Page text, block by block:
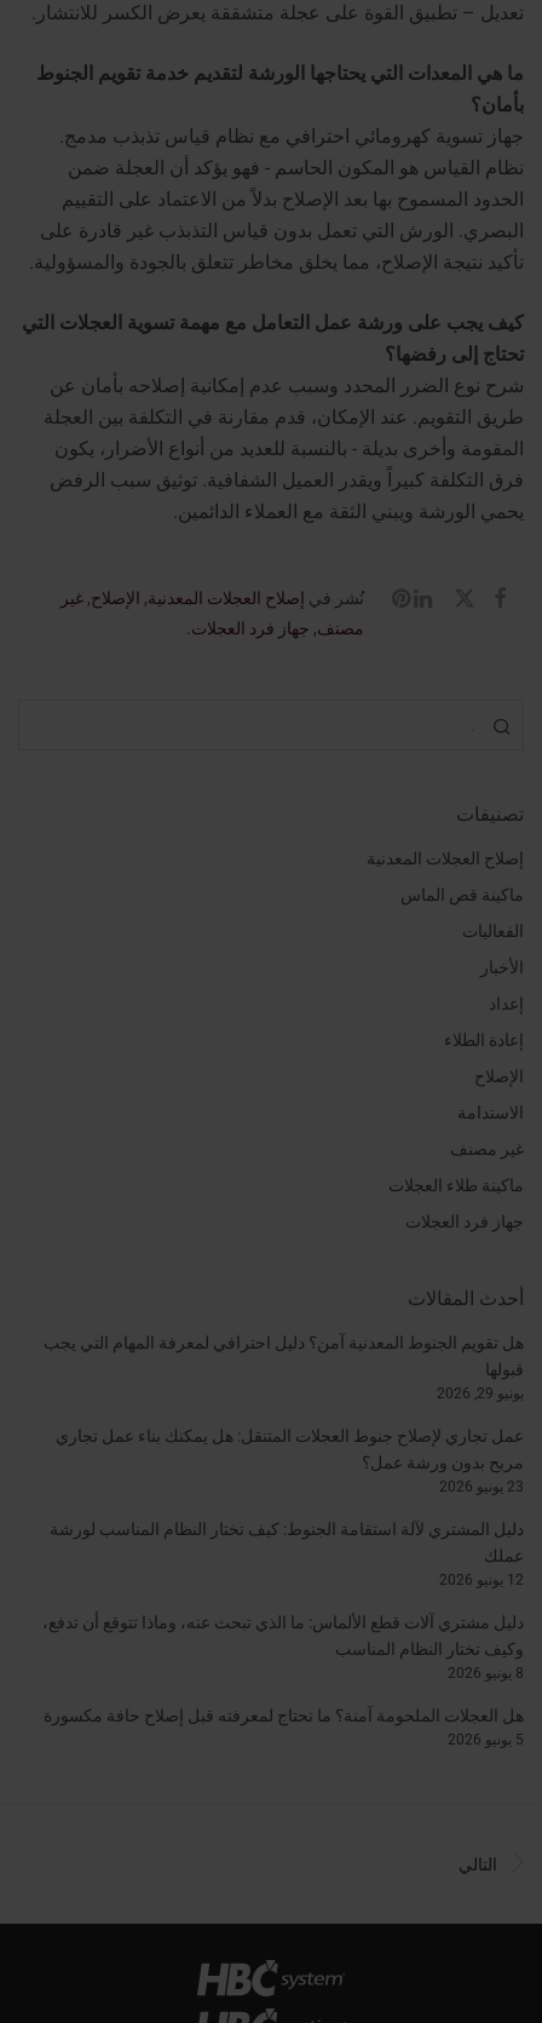
تعديل – تطبيق القوة على عجلة متشققة يعرض الكسر للانتشار.
ما هي المعدات التي يحتاجها الورشة لتقديم خدمة تقويم الجنوط
بأمان؟
جهاز تسوية كهرومائي احترافي مع نظام قياس تذبذب مدمج.
نظام القياس هو المكون الحاسم - فهو يؤكد أن العجلة ضمن
الحدود المسموح بها بعد الإصلاح بدلاً من الاعتماد على التقييم
البصري. الورش التي تعمل بدون قياس التذبذب غير قادرة على
تأكيد نتيجة الإصلاح، مما يخلق مخاطر تتعلق بالجودة والمسؤولية.
كيف يجب على ورشة عمل التعامل مع مهمة تسوية العجلات التي
تحتاج إلى رفضها؟
شرح نوع الضرر المحدد وسبب عدم إمكانية إصلاحه بأمان عن
طريق التقويم. عند الإمكان، قدم مقارنة في التكلفة بين العجلة
المقومة وأخرى بديلة - بالنسبة للعديد من أنواع الأضرار، يكون
فرق التكلفة كبيراً ويقدر العميل الشفافية. توثيق سبب الرفض
يحمي الورشة ويبني الثقة مع العملاء الدائمين.
نُشر في إصلاح العجلات المعدنية, الإصلاح, غير
مصنف, جهاز فرد العجلات
تصنيفات
إصلاح العجلات المعدنية
ماكينة قص الماس
الفعاليات
الأخبار
إعداد
إعادة الطلاء
الإصلاح
الاستدامة
غير مصنف
ماكينة طلاء العجلات
جهاز فرد العجلات
أحدث المقالات
هل تقويم الجنوط المعدنية آمن؟ دليل احترافي لمعرفة المهام التي يجب
قبولها
يونيو 29, 2026
عمل تجاري لإصلاح جنوط العجلات المتنقل: هل يمكنك بناء عمل تجاري
مربح بدون ورشة عمل؟
23 يونيو 2026
دليل المشتري لآلة استقامة الجنوط: كيف تختار النظام المناسب لورشة
عملك
12 يونيو 2026
دليل مشتري آلات قطع الألماس: ما الذي تبحث عنه، وماذا تتوقع أن تدفع،
وكيف تختار النظام المناسب
8 يونيو 2026
هل العجلات الملحومة آمنة؟ ما تحتاج لمعرفته قبل إصلاح حافة مكسورة
5 يونيو 2026
التالي